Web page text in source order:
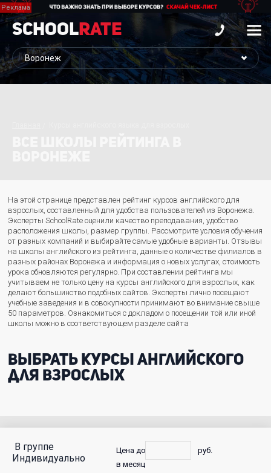
School Rate
На этой странице представлен рейтинг курсов английского для
взрослых, составленный для удобства пользователей из Воронежа.
Эксперты SchoolRate оценили качество преподавания, удобство
расположения школы, размер группы. Рассмотрите условия обучения
от разных компаний и выбирайте самые удобные варианты. Отзывы
на школы английского из рейтинга, данные о количестве филиалов в
разных районах Воронежа и информация о новых услугах, стоимость
урока обновляются регулярно. При составлении рейтинга мы
учитываем не только цену на курсы английского для взрослых, как
делают большинство подобных сайтов. Эксперты лично посещают
учебные заведения и в совокупности принимают во внимание свыше
50 параметров. Ознакомиться с докладом о посещении той или иной
школы можно в соответствующем разделе сайта
Выбрать курсы английского
для взрослых
В группе
Индивидуально
Цена до
руб.
в месяц
С